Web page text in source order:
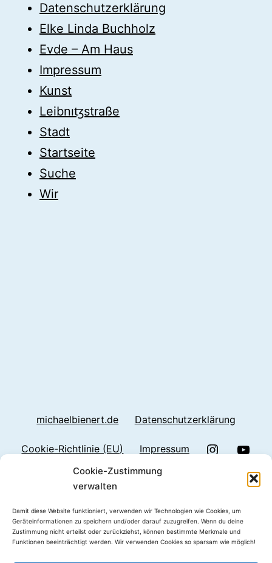
Cookie-Zustimmung
verwalten
Damit diese Website funktioniert, verwenden wir Technologien wie Cookies, um
Geräteinformationen zu speichern und/oder darauf zuzugreifen. Wenn du deine
Zustimmung nicht erteilst oder zurückziehst, können bestimmte Merkmale und
Funktionen beeinträchtigt werden. Wir verwenden Cookies so sparsam wie möglich!
Datenschutzerklärung
Elke Linda Buchholz
Evde – Am Haus
Impressum
Kunst
Leibnıꜩstraße
Stadt
Startseite
Suche
Wir
michaelbienert.de Datenschutzerklärung
Cookie-Richtlinie (EU) Impressum Instragram
Linkedin
TEXT DER STADT